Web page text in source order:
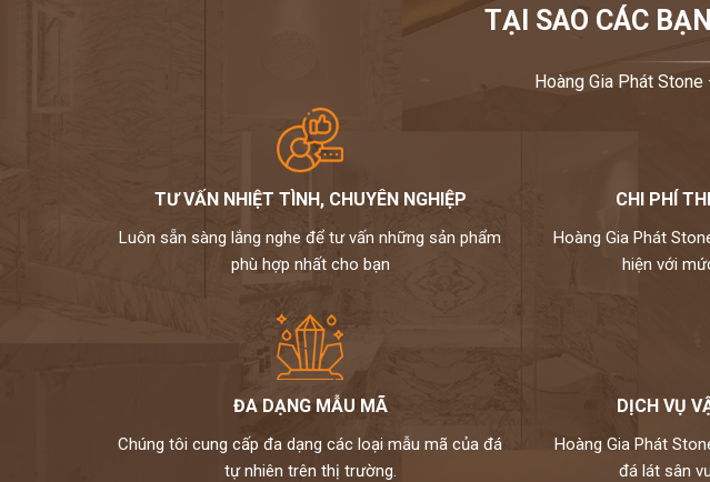
TẠI SAO CÁC
Hoàng Gia Phát
TƯ VẤN NHIỆT TÌNH, CHUYÊN NGHIỆP
Luôn sẵn sàng lắng nghe để tư vấn những sản phẩm
phù hợp nhất cho bạn
CHI PHÍ
Hoàng Gia Phát
hiện với
ĐA DẠNG MẪU MÃ
Chúng tôi cung cấp đa dạng các loại mẫu mã của đá
tự nhiên trên thị trường.
DỊCH VỤ
Hoàng Gia Phát
đá lát sân